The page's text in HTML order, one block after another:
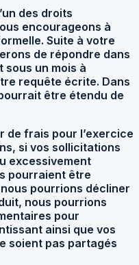
des droits
encourageons à
Suite à votre
de répondre dans
sous un mois à
requête écrite. Dans
être étendu de
de frais pour l’exercice
si vos sollicitations
excessivement
pourraient être
pourrions décliner
nous pourrions
pour
ainsi que vos
soient pas partagés